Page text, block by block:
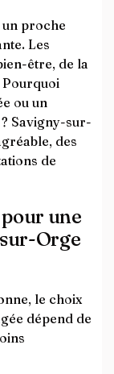
proche
Les
être, de la
ou un
Savigny-sur-
des
de
une
Orge
le choix
dépend de